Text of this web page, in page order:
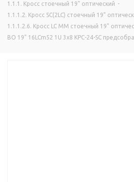
1.1.1. Кросс стоечный 19" оптический -
1.1.1.2. Кросс SC(2LC) стоечный 19"
1.1.1.2.6. Кросс LC MM стоечный 19"
ВО 19" 16LCm52 1U 3х8 КРС-24-SC